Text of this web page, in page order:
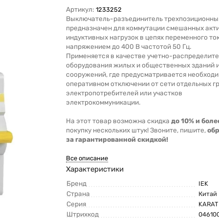
Артикул: 1233252
Выключатель-разъединитель
предназначен для коммутации смешанных
индуктивных нагрузок в цепях переменного
напряжением до 400 В частотой 50 Гц.
Применяется в качестве учетно-
оборудования жилых и общественных зданий
сооружений, где предусматривается
оперативном отключении от сети отдельных
электропотребителей или участков
электрокоммуникации.
На этот товар возможна скидкадо 10% и
покупку нескольких штук! Звоните, пишите,
за гарантированной скидкой!
Все описание
Характеристики
Бренд IEK
Страна Китай
Серия KARAT
Штрихкод